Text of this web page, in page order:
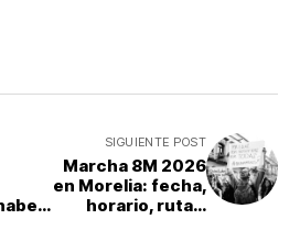
SIGUIENTE POST
Marcha 8M 2026
en Morelia: fecha,
horario, ruta y